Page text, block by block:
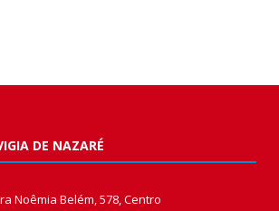
DE NAZARÉ
Noêmia Belém, 578, Centro